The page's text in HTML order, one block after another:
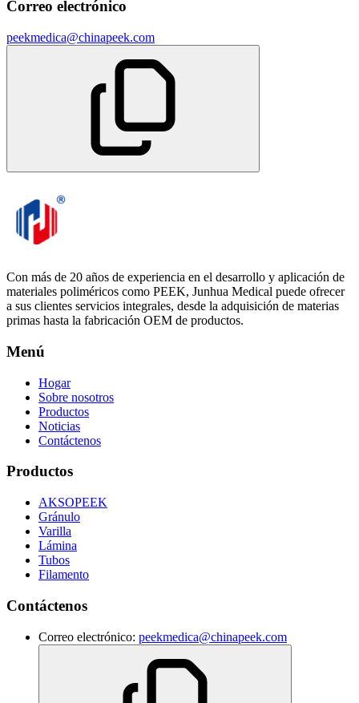
Correo electrónico
peekmedica@chinapeek.com
Con más de 20 años de experiencia en el desarrollo y aplicación de
materiales poliméricos como PEEK, Junhua Medical puede ofrecer
a sus clientes servicios integrales, desde la adquisición de materias
primas hasta la fabricación OEM de productos.
Menú
Hogar
Sobre nosotros
Productos
Noticias
Contáctenos
Productos
AKSOPEEK
Gránulo
Varilla
Lámina
Tubos
Filamento
Contáctenos
Correo electrónico: peekmedica@chinapeek.com